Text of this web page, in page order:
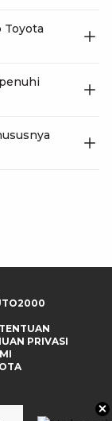
Toyota
×
PRIVASI